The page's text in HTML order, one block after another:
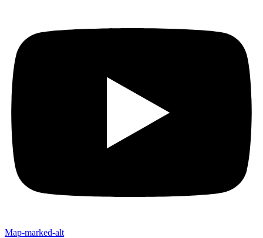
Map-marked-alt